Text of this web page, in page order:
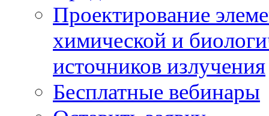
Проектирование
химической и
источников излучения
Бесплатные вебинары